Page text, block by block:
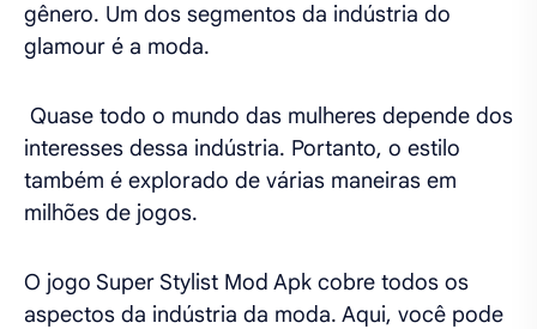
gênero. Um dos segmentos da indústria do
glamour é a moda.
Quase todo o mundo das mulheres depende dos
interesses dessa indústria. Portanto, o estilo
também é explorado de várias maneiras em
milhões de jogos.
O jogo Super Stylist Mod Apk cobre todos os
aspectos da indústria da moda. Aqui, você pode